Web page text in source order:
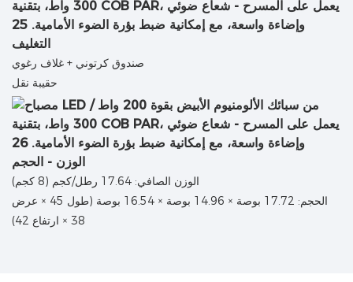
التغليف
صندوق كرتوني + غلاف رغوي
حقيبة نقل
الوزن - الحجم
الوزن الصافي: 17.64 رطل/كجم (8 كجم)
الحجم: 17.72 بوصة × 14.96 بوصة × 16.54 بوصة (طول 45 × عرض
38 × ارتفاع 42)